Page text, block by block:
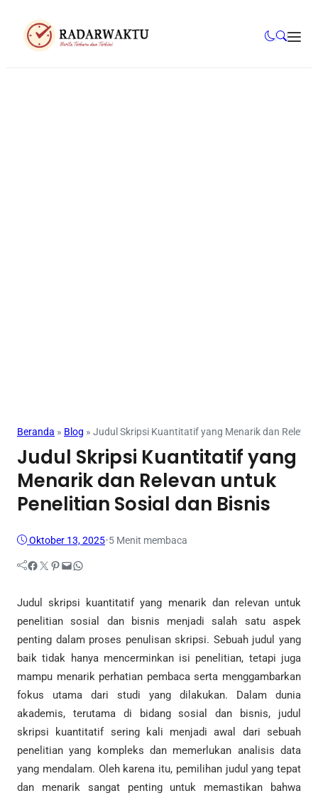
Beranda » Blog » Judul Skripsi Kuantitatif yang Menarik dan
Judul Skripsi Kuantitatif yang
Menarik dan Relevan untuk
Penelitian Sosial dan Bisnis
Oktober 13, 2025•5 Menit membaca
Facebook Twitter Pinterest Mail WhatsApp
Judul skripsi kuantitatif yang menarik dan relevan untuk
penelitian sosial dan bisnis menjadi salah satu aspek
penting dalam proses penulisan skripsi. Sebuah judul yang
baik tidak hanya mencerminkan isi penelitian, tetapi juga
mampu menarik perhatian pembaca serta menggambarkan
fokus utama dari studi yang dilakukan. Dalam dunia
akademis, terutama di bidang sosial dan bisnis, judul
skripsi kuantitatif sering kali menjadi awal dari sebuah
penelitian yang kompleks dan memerlukan analisis data
yang mendalam. Oleh karena itu, pemilihan judul yang tepat
dan menarik sangat penting untuk memastikan bahwa